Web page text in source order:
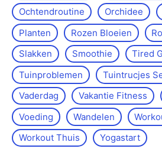
Ochtendroutine
Orchidee
Planten
Rozen Bloeien
Slakken
Smoothie
Tired
Tuinproblemen
Tuintrucjes
Vaderdag
Vakantie Fitness
Voeding
Wandelen
Workout Thuis
Yoga­start